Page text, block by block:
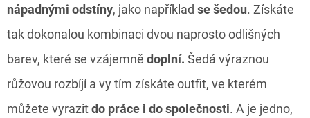
nápadnými odstíny, jako například se šedou. Získáte
tak dokonalou kombinaci dvou naprosto odlišných
barev, které se vzájemně doplní. Šedá výraznou
růžovou rozbíjí a vy tím získáte outfit, ve kterém
můžete vyrazitdo práce i do společnosti. A je jedno,